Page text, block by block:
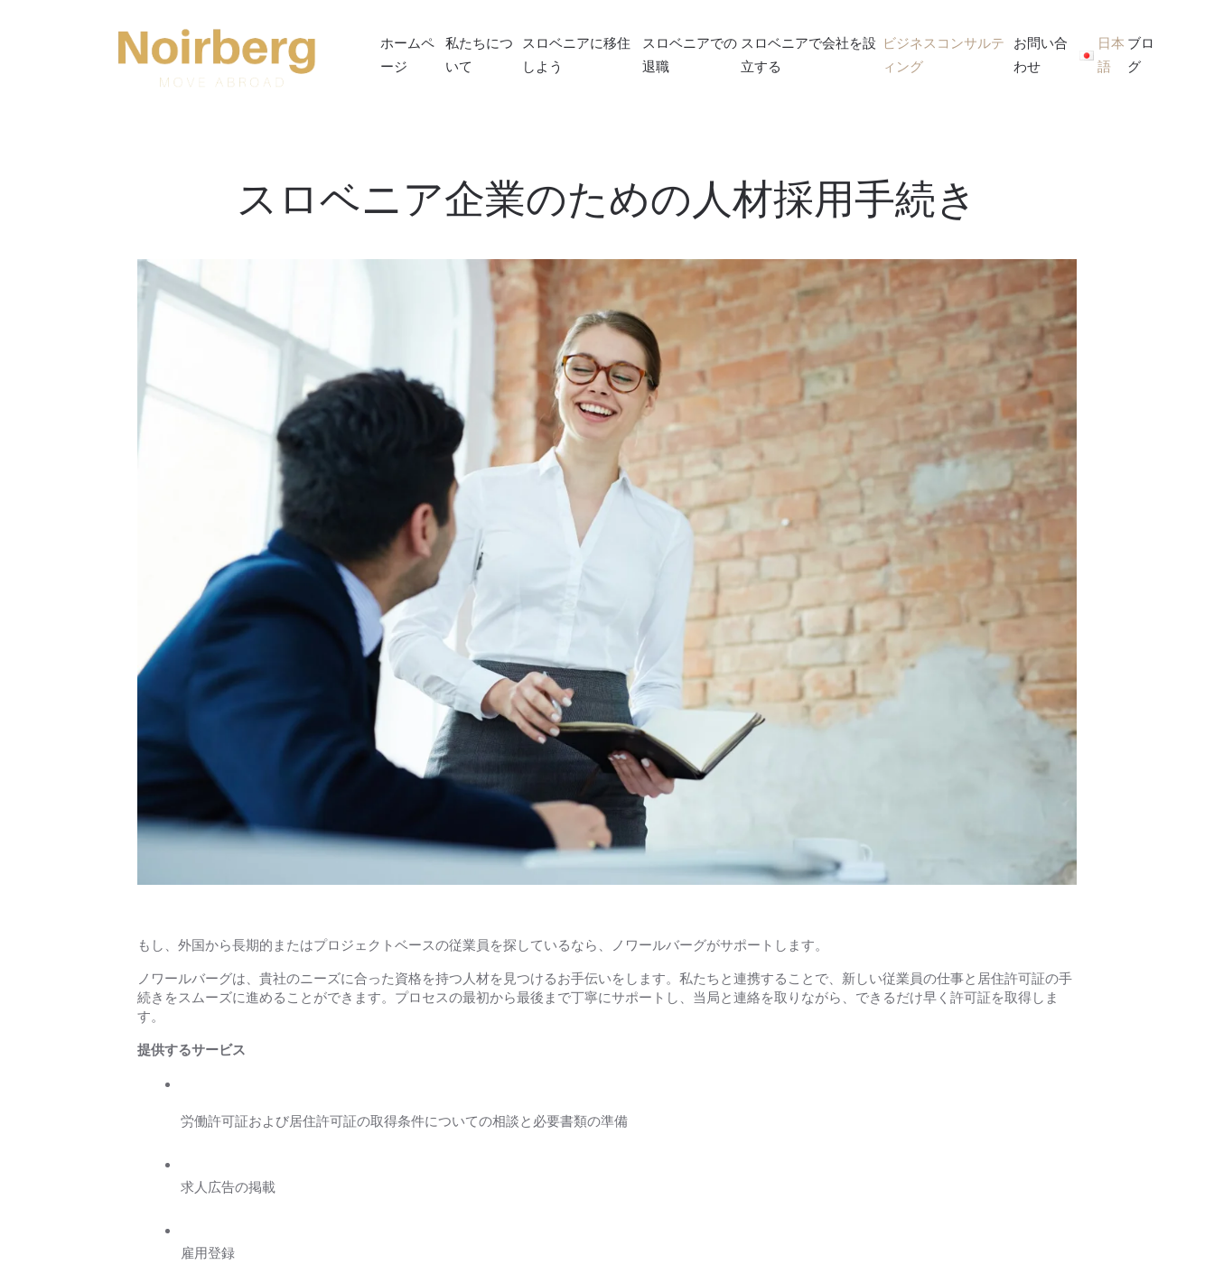
Skip to main content
ホームペ
ージ
私たちにつ
いて
スロベニアに移住
しよう
スロベニアでの
退職
スロベニアで会社を設
立する
ビジネスコンサルテ
ィング
お問い合
わせ
日本
語
ブロ
グ
スロベニア企業のための人材採用手続き
もし、外国から長期的またはプロジェクトベースの従業員を探しているなら、ノワールバーグがサポートします。
ノワールバーグは、貴社のニーズに合った資格を持つ人材を見つけるお手伝いをします。私たちと連携することで、新しい従業員の仕事と居住許可証の手
続きをスムーズに進めることができます。プロセスの最初から最後まで丁寧にサポートし、当局と連絡を取りながら、できるだけ早く許可証を取得しま
す。
提供するサービス
労働許可証および居住許可証の取得条件についての相談と必要書類の準備
求人広告の掲載
雇用登録